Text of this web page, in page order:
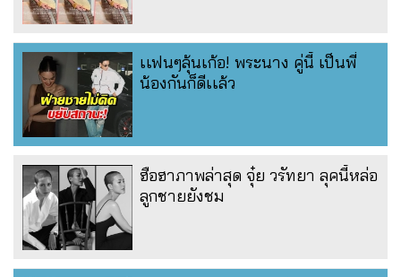
เเฟนๆลุ้นเก้อ! พระนาง คู่นี้ เป็นพี่
น้องกันก็ดีเเล้ว
ฮือฮาภาพล่าสุด จุ๋ย วรัทยา ลุคนี้หล่อ
ลูกชายยังชม